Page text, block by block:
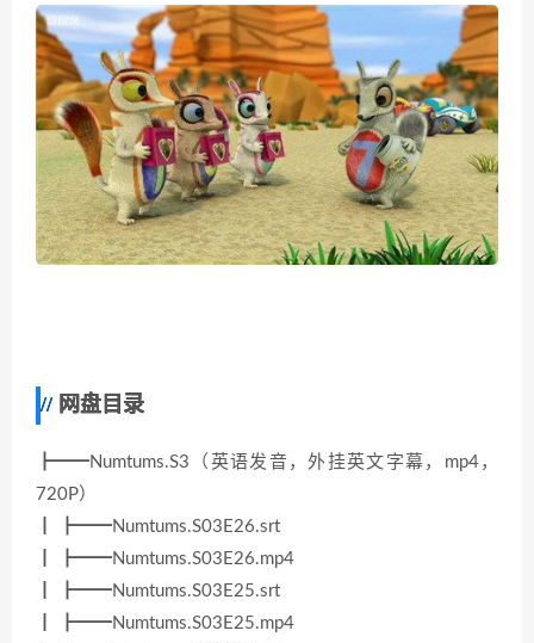
网盘目录
┣━━Numtums.S3（英语发音，外挂英文字幕，mp4，
720P）
┃ ┣━━Numtums.S03E26.srt
┃ ┣━━Numtums.S03E26.mp4
┃ ┣━━Numtums.S03E25.srt
┃ ┣━━Numtums.S03E25.mp4